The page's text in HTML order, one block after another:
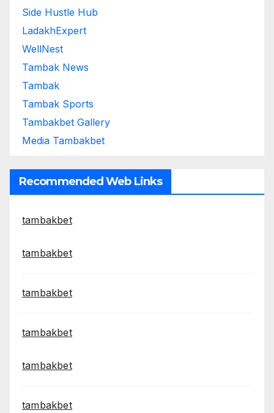
Side Hustle Hub
LadakhExpert
WellNest
Tambak News
Tambak
Tambak Sports
Tambakbet Gallery
Media Tambakbet
Recommended Web Links
tambakbet
tambakbet
tambakbet
tambakbet
tambakbet
tambakbet